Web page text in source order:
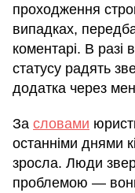
проходження
випадках,
коментарі. В
статусу радять
додатка через
За словами
останніми днями
зросла. Люди
проблемою —